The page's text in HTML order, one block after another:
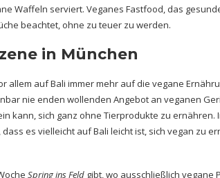
Waffeln serviert. Veganes Fastfood, das
beachtet, ohne zu teuer zu werden.
in München
allem auf Bali immer mehr auf die vegane
nie enden wollenden Angebot an veganen
kann, sich ganz ohne Tierprodukte zu ernähren.
es vielleicht auf Bali leicht ist, sich vegan zu
Spring ins Feld gibt, wo ausschließlich